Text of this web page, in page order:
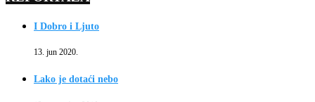
I Dobro i Ljuto
13. jun 2020.
Lako je dotaći nebo